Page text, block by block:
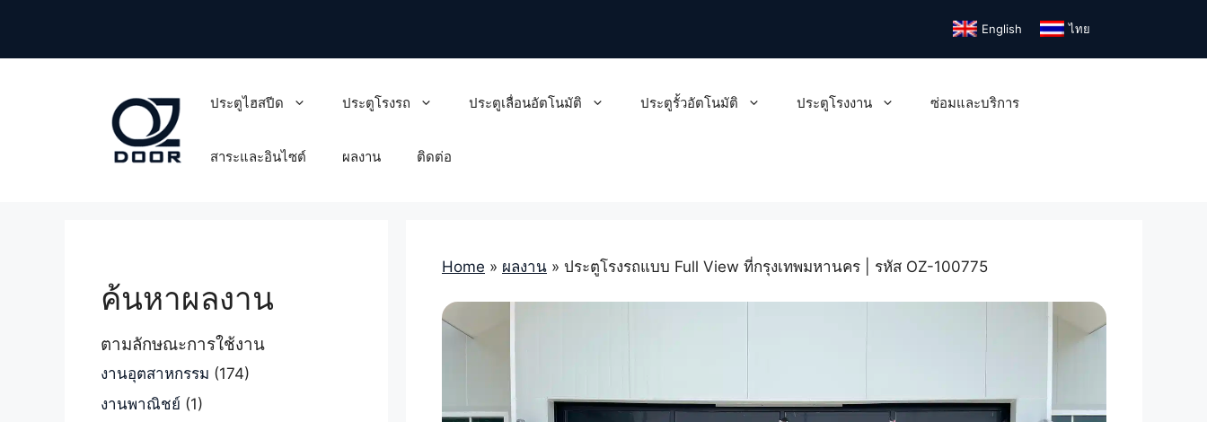
content
English ไทย
ประตูไฮสปีด ประตูโรงรถ ประตูเลื่อนอัตโนมัติ ประตูรั้วอัตโนมัติ ประตูโรงงาน ซ่อมและบริการ
สาระและอินไซต์ ผลงาน ติดต่อ
Home » ผลงาน » ประตูโรงรถแบบ Full View ที่กรุงเทพมหานคร | รหัส OZ-100775
ค้นหาผลงาน
ตามลักษณะการใช้งาน
งานอุตสาหกรรม (174)
งานพาณิชย์ (1)